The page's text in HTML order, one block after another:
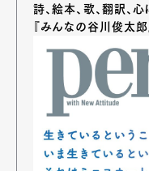
詩、絵本、歌、翻訳、
『みんなの谷川俊太郎